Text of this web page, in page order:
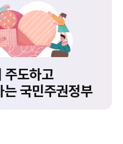
주도하고
는 국민주권정부